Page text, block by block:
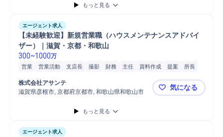
もっと見る
エージェント求人
【未経験歓迎】新規営業職（ハウスメンテナンスアドバイ
ザー）｜滋賀・京都・和歌山
300~1000万
営業 営業活動 支店長 撮影 財務 主任 資料作成 提案
所長
副主任
マネージャー
コンプライアンス 自動車/輸送機械
自動車/輸送機器
株式会社アサンテ
滋賀県彦根市, 京都府京都市, 和歌山県和歌山市
【未経験歓
気になる
もっと見る
エージェント求人